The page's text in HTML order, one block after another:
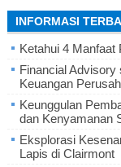
INFORMASI
Ketahui 4 Manfaat
Financial Advisory
Keuangan
Keunggulan
dan Kenyamanan
Eksplorasi
Lapis di Clairmont